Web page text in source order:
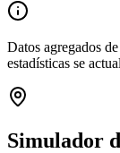
Datos agregados
estadísticas se
Simulador